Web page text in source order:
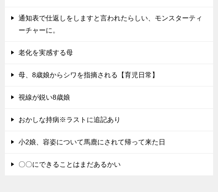
通知表で仕返しをしますと言われたらしい、モンスターティ
ーチャーに。
老化を実感する母
母、8歳娘からシワを指摘される【育児日常】
視線が鋭い8歳娘
おかしな持病※ラストに追記あり
小2娘、容姿について馬鹿にされて帰って来た日
〇〇にできることはまだあるかい